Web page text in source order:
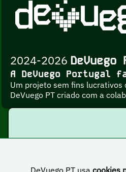
2024-2026
A DeVuego Portugal
Um projeto sem fins
DeVuego PT criado com a